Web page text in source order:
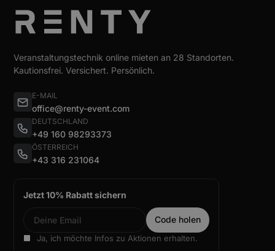
Veranstaltungstechnik online mieten an 28 Standorten.
Kautionsfrei. Versichert. Persönlich.
E-MAIL
office@renty-event.com
DEUTSCHLAND
+49 160 98293373
ÖSTERREICH
+43 316 231064
Jetzt 10% Rabatt sichern
Ja, ich möchte Infos zu Aktionen erhalten.